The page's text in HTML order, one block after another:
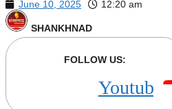
June 10, 2025 12:20 am
SHANKHNAD
FOLLOW US:
Youtube